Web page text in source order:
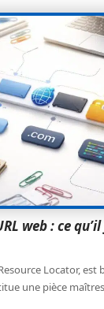
web : ce
Locator, est
une pièce